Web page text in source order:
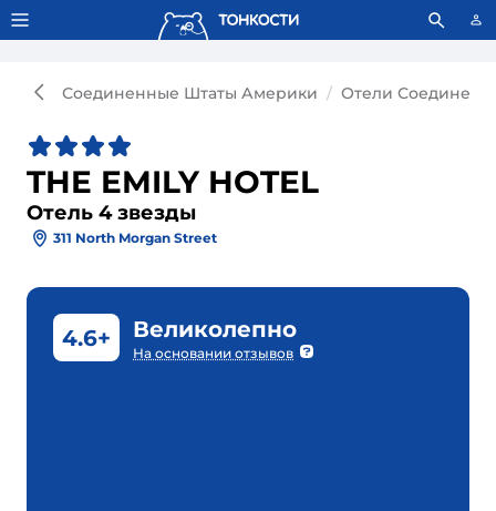
Тонкости используют сookie-файлы. Что это значит?
Соединенные Штаты Америки Отели
THE EMILY HOTEL
Отель 4 звезды
311 North Morgan Street
4.6+ Великолепно
На основании отзывов